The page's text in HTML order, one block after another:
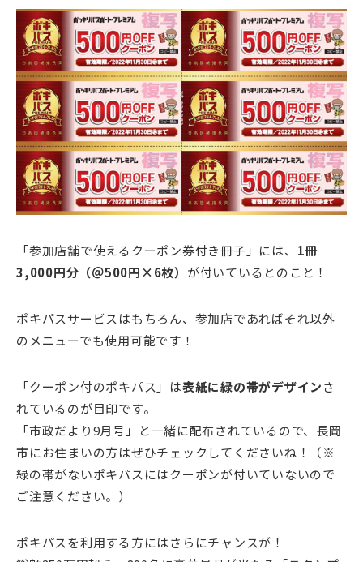
「参加店舗で使えるクーポン券付き冊子」には、 1冊
3,000円分（＠500円×6枚） が付いているとのこと！
ポキパスサービスはもちろん、参加店であればそれ以外
のメニューでも使用可能です！
「クーポン付のポキパス」は表紙に緑の帯がデザインさ
れているのが目印です。
「市政だより9月号」と一緒に配布されているので、長岡
市にお住まいの方はぜひチェックしてくださいね！（※
緑の帯がないポキパスにはクーポンが付いていないので
ご注意ください。）
ポキパスを利用する方にはさらにチャンスが！